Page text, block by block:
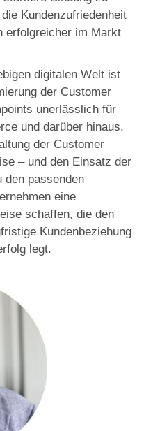
Kundenzufriedenheit
erfolgreicher im Markt
digitalen Welt ist
der Customer
unerlässlich für
und darüber hinaus.
der Customer
– und den Einsatz der
den passenden
eine
schaffen, die den
Kundenbeziehung
legt.